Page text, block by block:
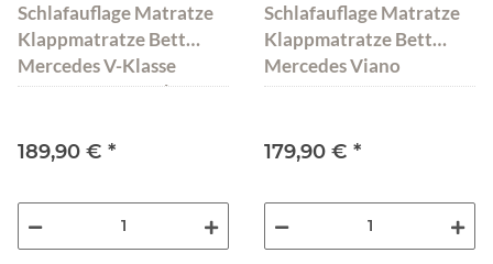
Schlafauflage Matratze
Klappmatratze Bett
Mercedes V-Klasse
185x138x8 cm Schwarz
189,90 € *
Schlafauflage Matratze
Klappmatratze Bett
Mercedes Viano
185x144x6 cm MH-
179,90 € *